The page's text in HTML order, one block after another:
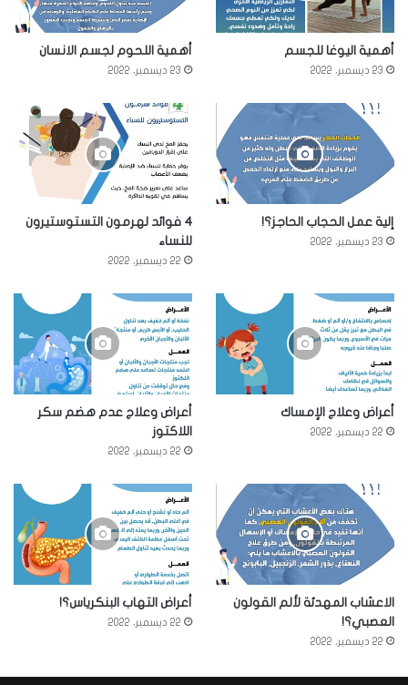
أهمية اليوغا للجسم
23 ديسمبر، 2022
أهمية اللحوم لجسم الانسان
23 ديسمبر، 2022
إلية عمل الحجاب الحاجز؟!
23 ديسمبر، 2022
4 فوائد لهرمون التستوستيرون
للنساء
22 ديسمبر، 2022
أعراض وعلاج الإمساك
22 ديسمبر، 2022
أعراض وعلاج عدم هضم سكر
اللاكتوز
22 ديسمبر، 2022
الاعشاب المهدئة لألم القولون
العصبي؟!
22 ديسمبر، 2022
أعراض التهاب البنكرياس؟!
22 ديسمبر، 2022